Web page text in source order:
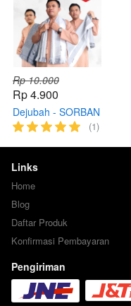
Rp 10.000
Rp 4.900
Dejubah - SORBAN
Kashmiri Dewasa &
(1)
Links
Home
Blog
Daftar Produk
Konfirmasi Pembayaran
Pengiriman